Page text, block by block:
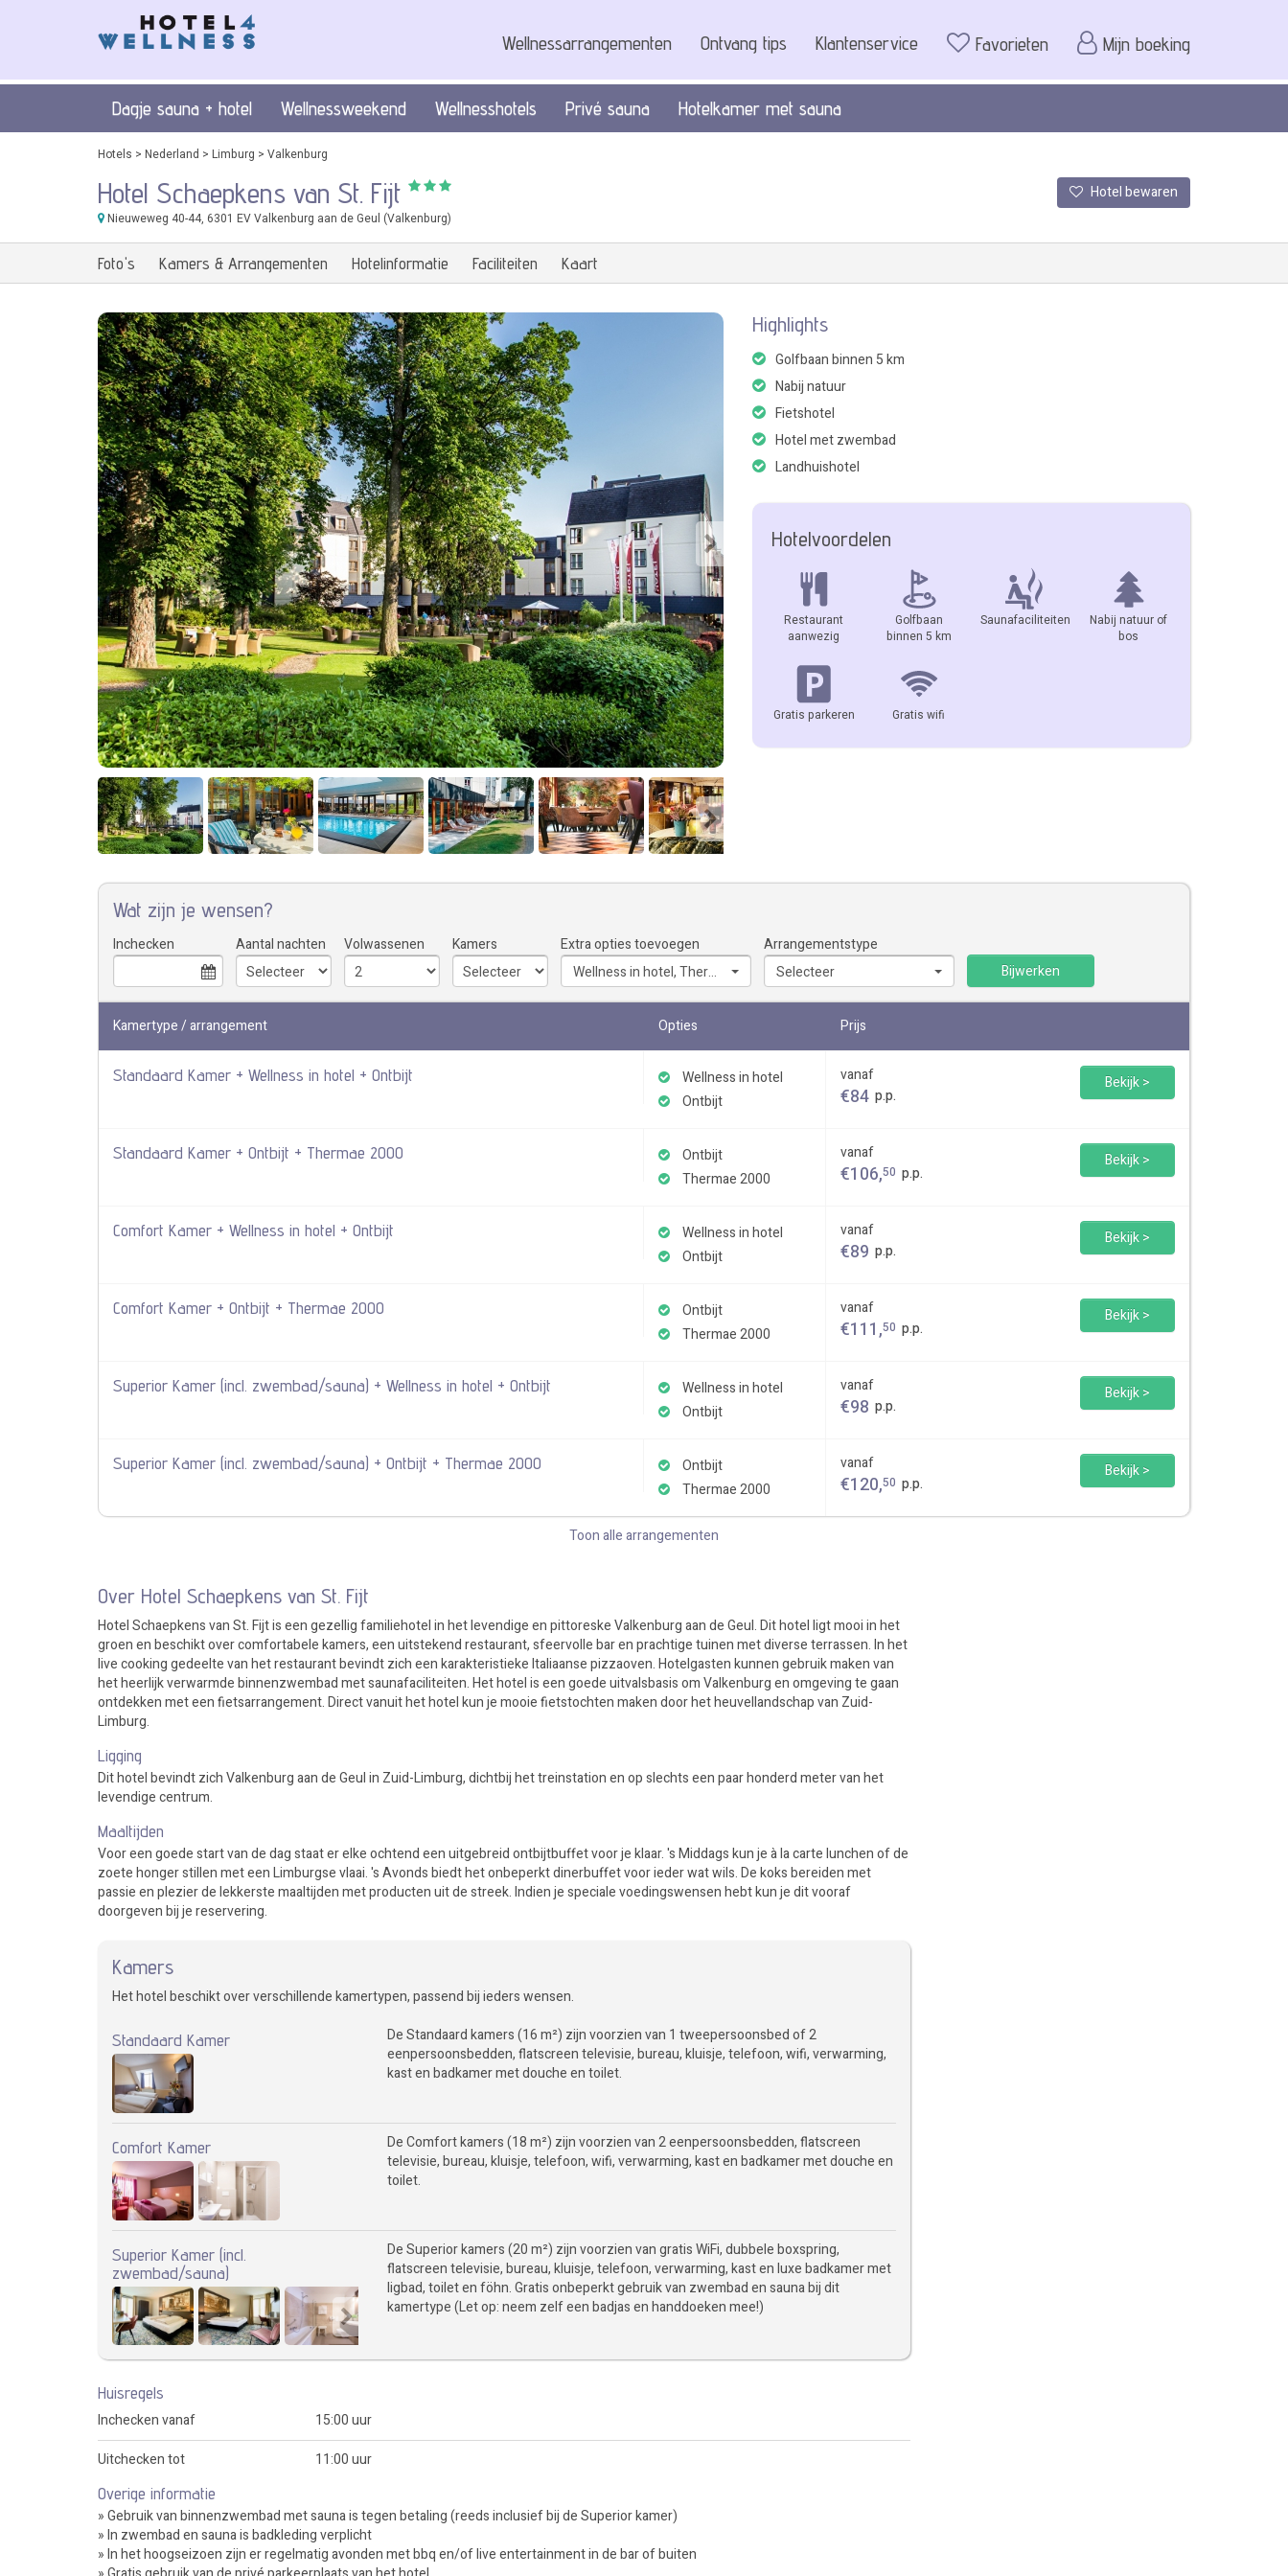
Wellnessarrangementen Ontvang tips Klantenservice Favorieten Mijn boeking
Dagje sauna + hotel Wellnessweekend Wellnesshotels Privé sauna Hotelkamer met sauna
Hotels > Nederland > Limburg > Valkenburg
Hotel Schaepkens van St. Fijt Hotel bewaren
Nieuweweg 40-44, 6301 EV Valkenburg aan de Geul (Valkenburg)
Foto's Kamers & Arrangementen Hotelinformatie Faciliteiten Kaart
Highlights
Golfbaan binnen 5 km
Nabij natuur
Fietshotel
Hotel met zwembad
Landhuishotel
Hotelvoordelen
Restaurant
aanwezig
Golfbaan
binnen 5 km
Saunafaciliteiten
Nabij natuur of
bos
Gratis parkeren Gratis wifi
Wat zijn je wensen?
Inchecken Aantal nachten Volwassenen Kamers
Extra opties toevoegen
Wellness in hotel, Thermae 2000
Arrangementstype
Selecteer
Bijwerken
Kamertype / arrangement Opties Prijs
Standaard Kamer + Wellness in hotel + Ontbijt
Wellness in hotel
Ontbijt
vanaf
€84 p.p.
Bekijk >
Standaard Kamer + Ontbijt + Thermae 2000
Ontbijt
Thermae 2000
vanaf
€106,50 p.p.
Bekijk >
Comfort Kamer + Wellness in hotel + Ontbijt
Wellness in hotel
Ontbijt
vanaf
€89 p.p.
Bekijk >
Comfort Kamer + Ontbijt + Thermae 2000
Ontbijt
Thermae 2000
vanaf
€111,50 p.p.
Bekijk >
Superior Kamer (incl. zwembad/sauna) + Wellness in hotel + Ontbijt
Wellness in hotel
Ontbijt
vanaf
€98 p.p.
Bekijk >
Superior Kamer (incl. zwembad/sauna) + Ontbijt + Thermae 2000
Ontbijt
Thermae 2000
vanaf
€120,50 p.p.
Bekijk >
Toon alle arrangementen
Over Hotel Schaepkens van St. Fijt
Hotel Schaepkens van St. Fijt is een gezellig familiehotel in het levendige en pittoreske Valkenburg aan de Geul. Dit hotel ligt mooi in het
groen en beschikt over comfortabele kamers, een uitstekend restaurant, sfeervolle bar en prachtige tuinen met diverse terrassen. In het
live cooking gedeelte van het restaurant bevindt zich een karakteristieke Italiaanse pizzaoven. Hotelgasten kunnen gebruik maken van
het heerlijk verwarmde binnenzwembad met saunafaciliteiten. Het hotel is een goede uitvalsbasis om Valkenburg en omgeving te gaan
ontdekken met een fietsarrangement. Direct vanuit het hotel kun je mooie fietstochten maken door het heuvellandschap van Zuid-
Limburg.
Ligging
Dit hotel bevindt zich Valkenburg aan de Geul in Zuid-Limburg, dichtbij het treinstation en op slechts een paar honderd meter van het
levendige centrum.
Maaltijden
Voor een goede start van de dag staat er elke ochtend een uitgebreid ontbijtbuffet voor je klaar. 's Middags kun je à la carte lunchen of de
zoete honger stillen met een Limburgse vlaai. 's Avonds biedt het onbeperkt dinerbuffet voor ieder wat wils. De koks bereiden met
passie en plezier de lekkerste maaltijden met producten uit de streek. Indien je speciale voedingswensen hebt kun je dit vooraf
doorgeven bij je reservering.
Kamers
Het hotel beschikt over verschillende kamertypen, passend bij ieders wensen.
Standaard Kamer
De Standaard kamers (16 m²) zijn voorzien van 1 tweepersoonsbed of 2
eenpersoonsbedden, flatscreen televisie, bureau, kluisje, telefoon, wifi, verwarming,
kast en badkamer met douche en toilet.
Comfort Kamer
De Comfort kamers (18 m²) zijn voorzien van 2 eenpersoonsbedden, flatscreen
televisie, bureau, kluisje, telefoon, wifi, verwarming, kast en badkamer met douche en
toilet.
Superior Kamer (incl.
zwembad/sauna)
De Superior kamers (20 m²) zijn voorzien van gratis WiFi, dubbele boxspring,
flatscreen televisie, bureau, kluisje, telefoon, verwarming, kast en luxe badkamer met
ligbad, toilet en föhn. Gratis onbeperkt gebruik van zwembad en sauna bij dit
kamertype (Let op: neem zelf een badjas en handdoeken mee!)
Huisregels
Inchecken vanaf
15:00 uur
Uitchecken tot
11:00 uur
Overige informatie
» Gebruik van binnenzwembad met sauna is tegen betaling (reeds inclusief bij de Superior kamer)
» In zwembad en sauna is badkleding verplicht
» In het hoogseizoen zijn er regelmatig avonden met bbq en/of live entertainment in de bar of buiten